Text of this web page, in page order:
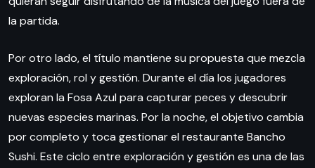
la partida.
Por otro lado, el título mantiene su propuesta que mezcla
exploración, rol y gestión. Durante el día los jugadores
exploran la Fosa Azul para capturar peces y descubrir
nuevas especies marinas. Por la noche, el objetivo cambia
por completo y toca gestionar el restaurante Bancho
Sushi. Este ciclo entre exploración y gestión es una de las